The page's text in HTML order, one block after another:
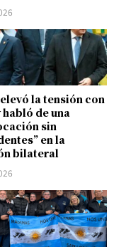
la tensión con
de una
sin
en la
bilateral